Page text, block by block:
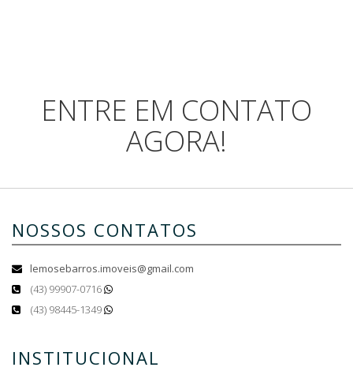
ENTRE EM CONTATO
AGORA!
NOSSOS CONTATOS
lemosebarros.imoveis@gmail.com
(43) 99907-0716
(43) 98445-1349
INSTITUCIONAL